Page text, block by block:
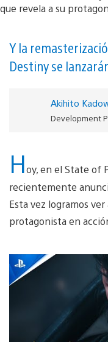
Y la
Destiny se
Akihito
Development
Hoy, en el State of
recientemente
Esta vez logramos
protagonista en